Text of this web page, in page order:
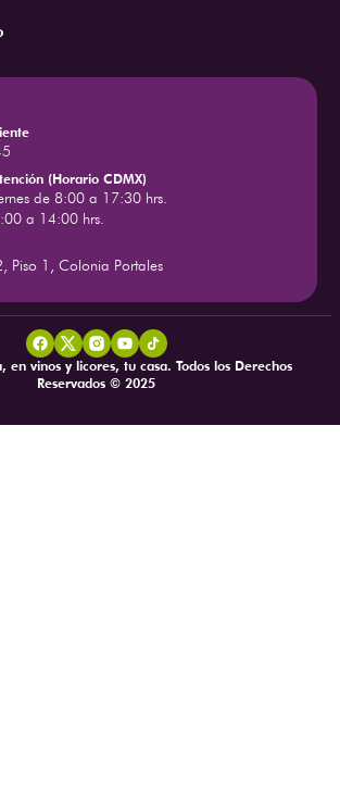
(Horario CDMX)
de 8:00 a 17:30 hrs.
a 14:00 hrs.
Piso 1, Colonia Portales
en vinos y licores, tu casa. Todos los Derechos
Reservados © 2025